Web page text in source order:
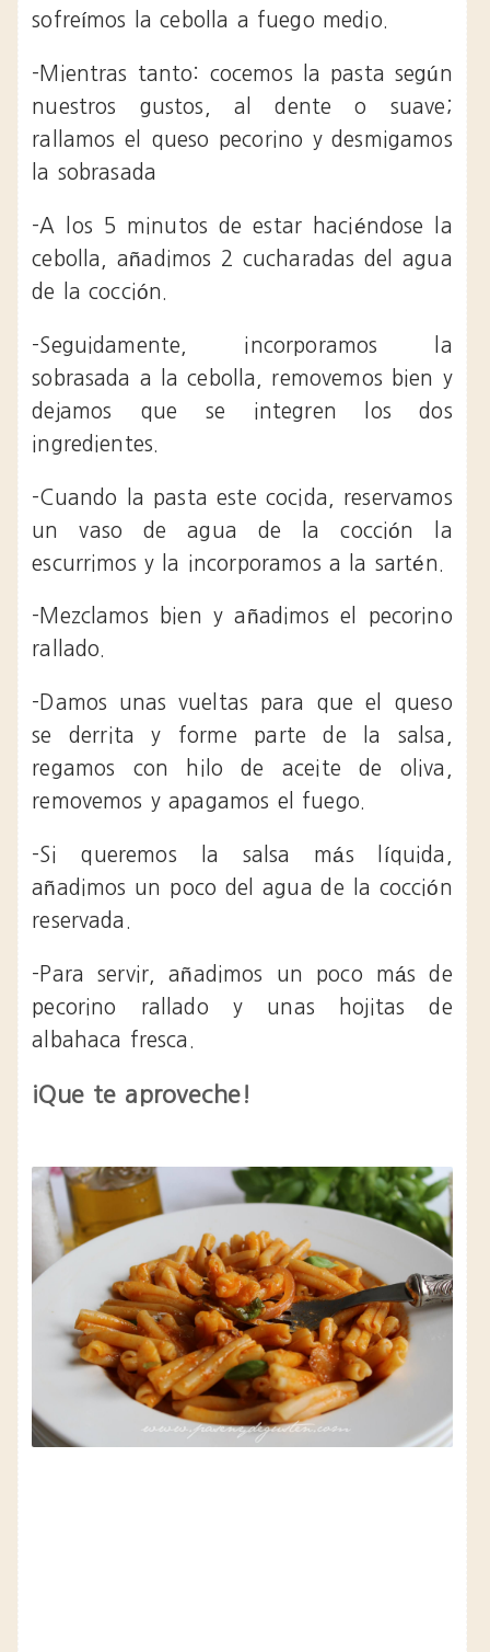
sofreímos la cebolla a fuego medio.
-Mientras tanto: cocemos la pasta según
nuestros gustos, al dente o suave;
rallamos el queso pecorino y desmigamos
la sobrasada
-A los 5 minutos de estar haciéndose la
cebolla, añadimos 2 cucharadas del agua
de la cocción.
-Seguidamente, incorporamos la
sobrasada a la cebolla, removemos bien y
dejamos que se integren los dos
ingredientes.
-Cuando la pasta este cocida, reservamos
un vaso de agua de la cocción la
escurrimos y la incorporamos a la sartén.
-Mezclamos bien y añadimos el pecorino
rallado.
-Damos unas vueltas para que el queso
se derrita y forme parte de la salsa,
regamos con hilo de aceite de oliva,
removemos y apagamos el fuego.
-Si queremos la salsa más líquida,
añadimos un poco del agua de la cocción
reservada.
-Para servir, añadimos un poco más de
pecorino rallado y unas hojitas de
albahaca fresca.
¡Que te aproveche!